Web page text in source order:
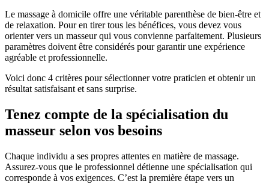
Le massage à domicile offre une véritable parenthèse de bien-être et
de relaxation. Pour en tirer tous les bénéfices, vous devez vous
orienter vers un masseur qui vous convienne parfaitement. Plusieurs
paramètres doivent être considérés pour garantir une expérience
agréable et professionnelle.
Voici donc 4 critères pour sélectionner votre praticien et obtenir un
résultat satisfaisant et sans surprise.
Tenez compte de la spécialisation du
masseur selon vos besoins
Chaque individu a ses propres attentes en matière de massage.
Assurez-vous que le professionnel détienne une spécialisation qui
corresponde à vos exigences. C’est la première étape vers un